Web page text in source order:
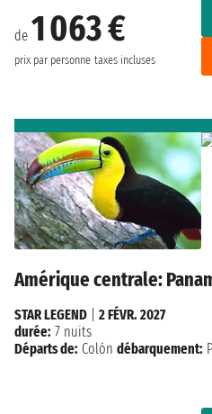
de 1 063 €
prix par personne taxes incluses
Amérique centrale:
STAR LEGEND
2 FÉVR. 2027
durée: 7 nuits
Départs de: Colón débarquement: